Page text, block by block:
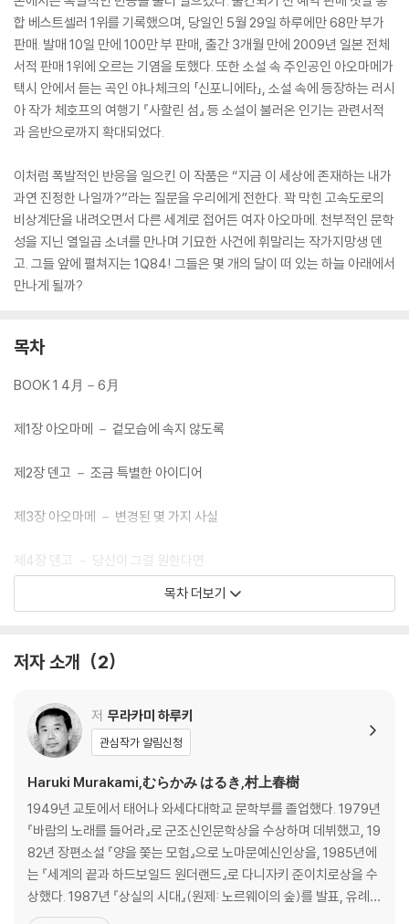
합 베스트셀러 1위를 기록했으며, 당일인 5월 29일 하루에만 68만 부가
판매. 발매 10일 만에 100만 부 판매, 출간 3개월 만에 2009년 일본 전체
서적 판매 1위에 오르는 기염을 토했다. 또한 소설 속 주인공인 아오마메가
택시 안에서 듣는 곡인 야나체크의 「신포니에타」, 소설 속에 등장하는 러시
아 작가 체호프의 여행기 『사할린 섬』 등 소설이 불러온 인기는 관련서적
과 음반으로까지 확대되었다.
이처럼 폭발적인 반응을 일으킨 이 작품은 “지금 이 세상에 존재하는 내가
과연 진정한 나일까?”라는 질문을 우리에게 전한다. 꽉 막힌 고속도로의
비상계단을 내려오면서 다른 세계로 접어든 여자 아오마메. 천부적인 문학
성을 지닌 열일곱 소녀를 만나며 기묘한 사건에 휘말리는 작가지망생 덴
고. 그들 앞에 펼쳐지는 1Q84! 그들은 몇 개의 달이 떠 있는 하늘 아래에서
만나게 될까?
목차
BOOK 1 4月－6月
제1장 아오마메 － 겉모습에 속지 않도록
제2장 덴고 － 조금 특별한 아이디어
제3장 아오마메 － 변경된 몇 가지 사실
제4장 덴고 － 당신이 그걸 원한다면
제5장 아오마메 － 전문적인 기능과 훈련이 필요한 직업
제8장 덴고 － 모르는 곳에 가서 모르는 누군가를 만나다
제9장 아오마메 － 풍경이 변하고 룰이 바뀌었다
제10장 덴고 － 진짜 피가 흐르는 실제 혁명
제11장 아오마메 － 육체야말로 인간의 신전이다
목차 더보기
저자 소개 2
저 무라카미 하루키
관심작가 알림신청
Haruki Murakami,むらかみ はるき,村上春樹
1949년 교토에서 태어나 와세다대학교 문학부를 졸업했다. 1979년
『바람의 노래를 들어라』로 군조신인문학상을 수상하며 데뷔했고, 19
82년 장편소설 『양을 쫓는 모험』으로 노마문예신인상을, 1985년에
는 『세계의 끝과 하드보일드 원더랜드』로 다니자키 준이치로상을 수
상했다. 1987년 『상실의 시대』(원제: 노르웨이의 숲)를 발표, 유례없
는 베스트셀러 선풍과 함께 하루키 신드롬을 일으키며 세계적인 작가